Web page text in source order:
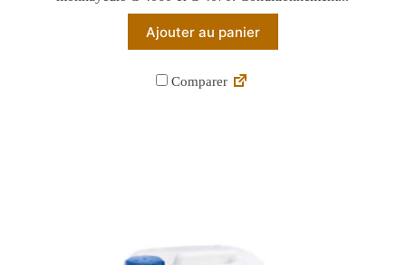
Ajouter au panier
Comparer